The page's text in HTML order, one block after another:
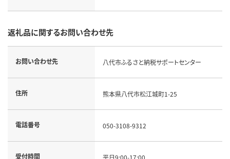
返礼品に関するお問い合わせ先
お問い合わせ先 八代市ふるさと納税サポートセンター
住所 熊本県八代市松江城町1-25
電話番号 050-3108-9312
受付時間 平日9:00-17:00